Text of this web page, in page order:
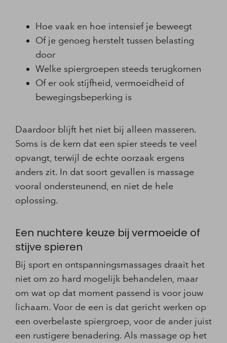
Hoe vaak en hoe intensief je beweegt
Of je genoeg herstelt tussen belasting
door
Welke spiergroepen steeds terugkomen
Of er ook stijfheid, vermoeidheid of
bewegingsbeperking is
Daardoor blijft het niet bij alleen masseren.
Soms is de kern dat een spier steeds te veel
opvangt, terwijl de echte oorzaak ergens
anders zit. In dat soort gevallen is massage
vooral ondersteunend, en niet de hele
oplossing.
Een nuchtere keuze bij vermoeide of
stijve spieren
Bij sport en ontspanningsmassages draait het
niet om zo hard mogelijk behandelen, maar
om wat op dat moment passend is voor jouw
lichaam. Voor de een is dat gericht werken op
een overbelaste spiergroep, voor de ander juist
een rustigere benadering. Als massage op het